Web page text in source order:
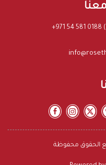
+971 54 581 0188